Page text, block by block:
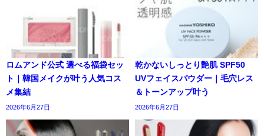
ロムアンド公式 選べる福袋セッ
ト｜韓国メイクが叶う人気コス
メ集結
2026年6月27日
乾かないしっとり艶肌 SPF50
UVフェイスパウダー｜毛穴レス
＆トーンアップ叶う
2026年6月27日